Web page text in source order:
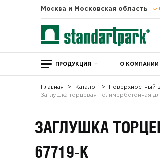
Москва и Московская область
ПРОДУКЦИЯ О КОМПАНИИ
Главная Каталог Поверхностный
Заглушка торцевая полимербетонная
ЗАГЛУШКА
67719-К